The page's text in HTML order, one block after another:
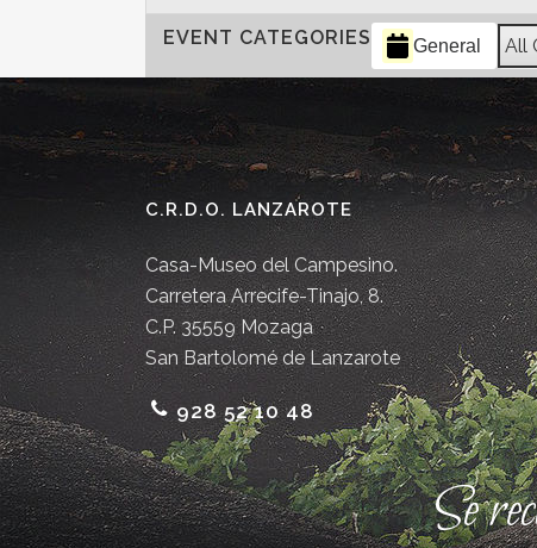
EVENT CATEGORIES General All
C.R.D.O. LANZAROTE
Casa-Museo del Campesino.
Carretera Arrecife-Tinajo, 8.
C.P. 35559 Mozaga
San Bartolomé de Lanzarote
928 52 10 48
Se